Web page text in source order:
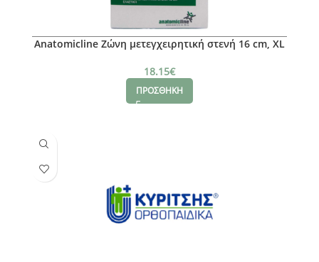
Anatomicline Ζώνη μετεγχειρητική στενή 16 cm, XL
18.15€
ΠΡΟΣΘΗΚΗ